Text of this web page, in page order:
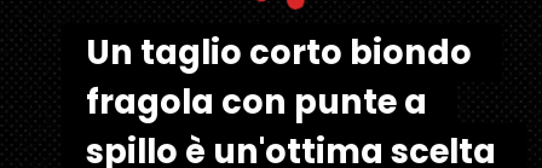
Un taglio corto biondo
fragola con punte a
spillo è un'ottima scelta
Un taglio corto biondo
fragola con punte a
spillo è un'ottima scelta